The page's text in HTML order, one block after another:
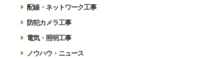
配線・ネットワーク工事
防犯カメラ工事
電気・照明工事
ノウハウ・ニュース